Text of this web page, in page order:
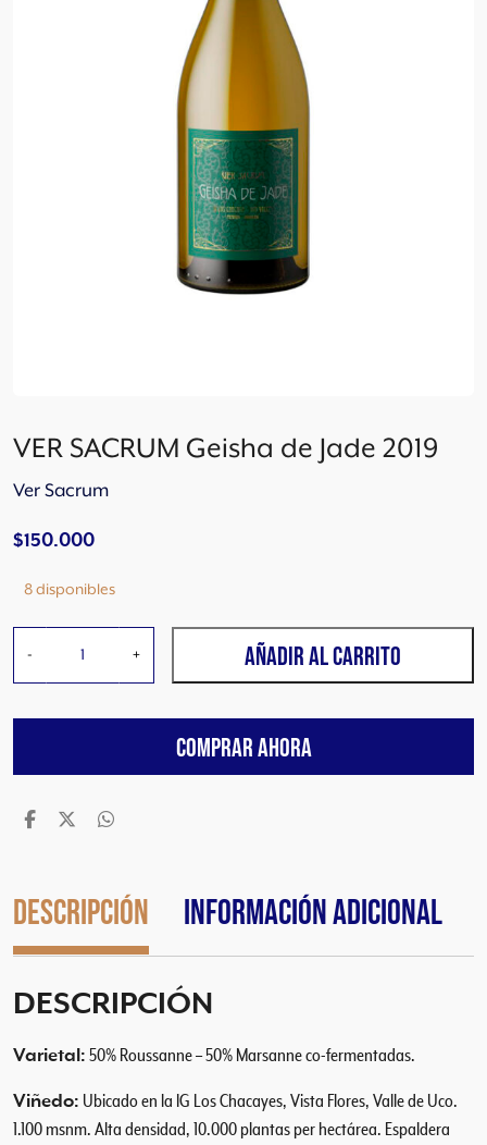
VER SACRUM Geisha de Jade 2019
Ver Sacrum
$150.000
8 disponibles
-
S
e
i
s
e
a
d
+ AÑADIR AL CARRITO
COMPRAR AHORA
Descripción Información adicional
DESCRIPCIÓN
Varietal: 50% Roussanne – 50% Marsanne co-fermentadas.
Viñedo: Ubicado en la IG Los Chacayes, Vista Flores, Valle de Uco.
1.100 msnm. Alta densidad, 10.000 plantas per hectárea. Espaldera